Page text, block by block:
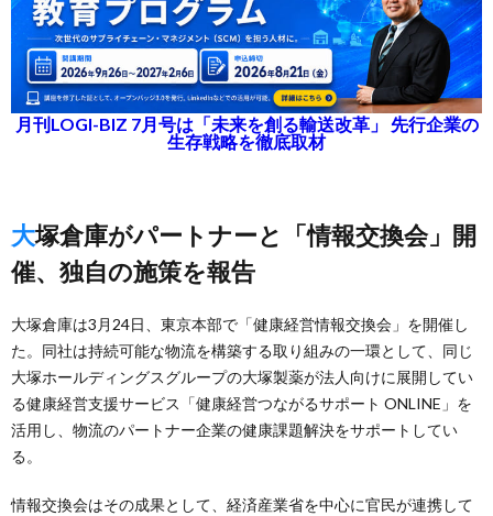
月刊LOGI-BIZ 7月号は「未来を創る輸送改革」 先行企業の
生存戦略を徹底取材
大塚倉庫がパートナーと「情報交換会」開
催、独自の施策を報告
大塚倉庫は3月24日、東京本部で「健康経営情報交換会」を開催し
た。同社は持続可能な物流を構築する取り組みの一環として、同じ
大塚ホールディングスグループの大塚製薬が法人向けに展開してい
る健康経営支援サービス「健康経営つながるサポート ONLINE」を
活用し、物流のパートナー企業の健康課題解決をサポートしてい
る。
情報交換会はその成果として、経済産業省を中心に官民が連携して